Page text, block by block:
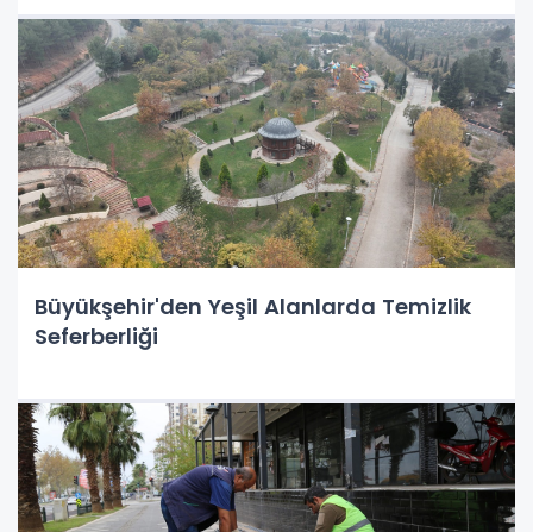
Büyükşehir'den Yeşil Alanlarda Temizlik
Seferberliği